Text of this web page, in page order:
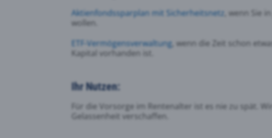
Aktienfondssparplan mit Sicherheitsnetz , wenn Sie
wollen.
ETF-Vermögensverwaltung, wenn die Zeit schon
Kapital vorhanden ist.
Ihr Nutzen:
Für die Vorsorge im Rentenalter ist es nie zu spät.
Gelassenheit verschaffen.